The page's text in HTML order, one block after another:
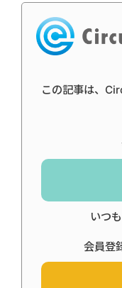
この記事は、
いつ
会員登